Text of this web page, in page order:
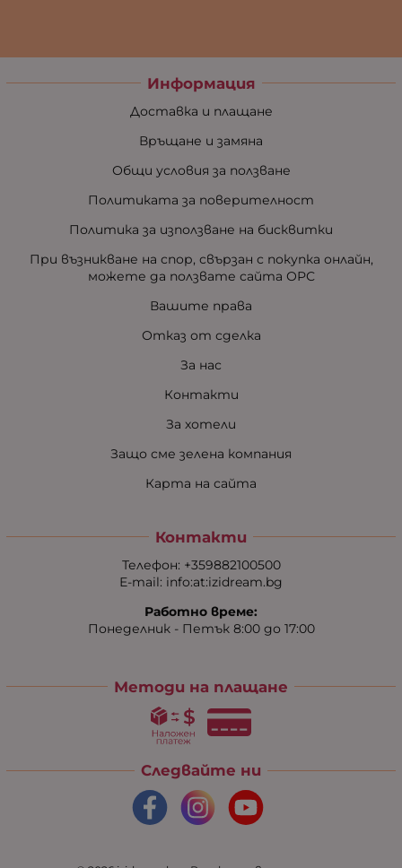
Информация
Доставка и плащане
Връщане и замяна
Общи условия за ползване
Политиката за поверителност
Политика за използване на бисквитки
При възникване на спор, свързан с покупка онлайн,
можете да ползвате сайта ОРС
Вашите права
Отказ от сделка
За нас
Контакти
За хотели
Защо сме зелена компания
Карта на сайта
Контакти
Телефон: +359882100500
Е-mail: info:at:izidream.bg
Работно време:
Понеделник - Петък 8:00 до 17:00
Методи на плащане
Следвайте ни